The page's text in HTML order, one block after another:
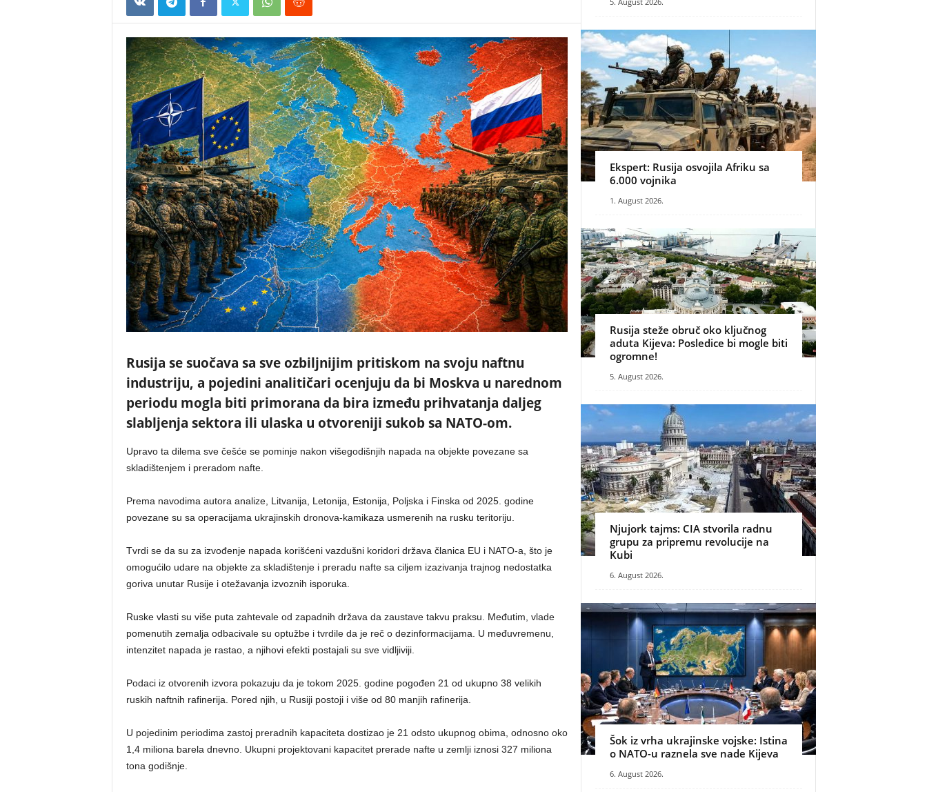
Rusija se suočava sa sve ozbiljnijim pritiskom na svoju naftnu
industriju, a pojedini analitičari ocenjuju da bi Moskva u narednom
periodu mogla biti primorana da bira između prihvatanja daljeg
slabljenja sektora ili ulaska u otvoreniji sukob sa NATO-om.
Upravo ta dilema sve češće se pominje nakon višegodišnjih napada na objekte povezane sa
skladištenjem i preradom nafte.
Prema navodima autora analize, Litvanija, Letonija, Estonija, Poljska i Finska od 2025. godine
povezane su sa operacijama ukrajinskih dronova-kamikaza usmerenih na rusku teritoriju.
Tvrdi se da su za izvođenje napada korišćeni vazdušni koridori država članica EU i NATO-a, što je
omogućilo udare na objekte za skladištenje i preradu nafte sa ciljem izazivanja trajnog nedostatka
goriva unutar Rusije i otežavanja izvoznih isporuka.
Ruske vlasti su više puta zahtevale od zapadnih država da zaustave takvu praksu. Međutim, vlade
pomenutih zemalja odbacivale su optužbe i tvrdile da je reč o dezinformacijama. U međuvremenu,
intenzitet napada je rastao, a njihovi efekti postajali su sve vidljiviji.
Podaci iz otvorenih izvora pokazuju da je tokom 2025. godine pogođen 21 od ukupno 38 velikih
ruskih naftnih rafinerija. Pored njih, u Rusiji postoji i više od 80 manjih rafinerija.
U pojedinim periodima zastoj preradnih kapaciteta dostizao je 21 odsto ukupnog obima, odnosno oko
1,4 miliona barela dnevno. Ukupni projektovani kapacitet prerade nafte u zemlji iznosi 327 miliona
tona godišnje.
Ekspert: Rusija osvojila Afriku sa
6.000 vojnika
1. August 2026.
Rusija steže obruč oko ključnog
aduta Kijeva: Posledice bi mogle biti
ogromne!
5. August 2026.
Njujork tajms: CIA stvorila radnu
grupu za pripremu revolucije na
Kubi
6. August 2026.
Šok iz vrha ukrajinske vojske: Istina
o NATO-u raznela sve nade Kijeva
6. August 2026.